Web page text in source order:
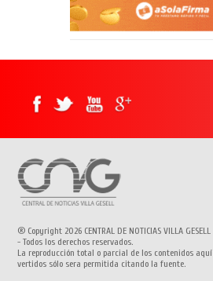
® Copyright 2026 CENTRAL DE NOTICIAS VILLA GESELL
- Todos los derechos reservados.
La reproducción total o parcial de los contenidos aquí
vertidos sólo sera permitida citando la fuente.